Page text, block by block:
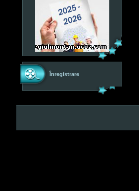
Înregistrare